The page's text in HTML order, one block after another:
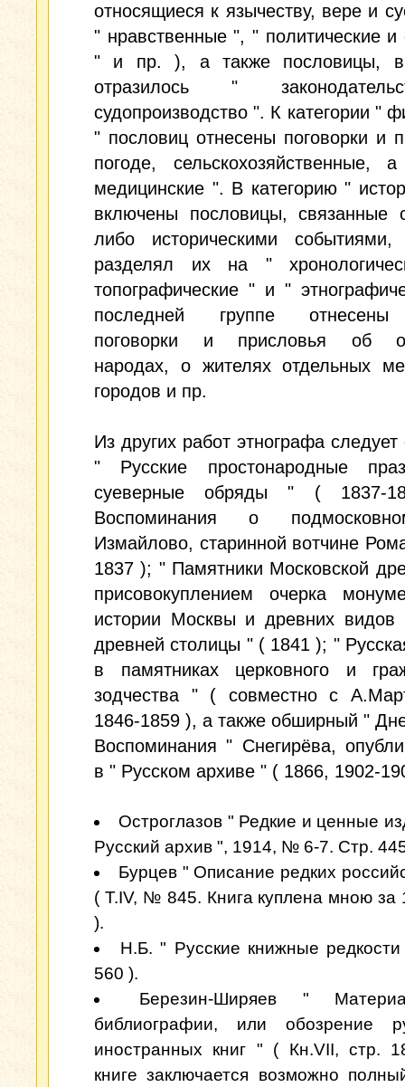
относящиеся к язычеству, вере и
" нравственные ", " политические и
" и пр. ), а также пословицы, в
отразилось "
судопроизводство ". К категории "
" пословиц отнесены поговорки и
погоде, сельскохозяйственные,
медицинские ". В категорию "
включены пословицы, связанные
либо историческими
разделял их на "
топографические " и "
последней группе
поговорки и присловья об
народах, о жителях отдельных
городов и пр.
Из других работ этнографа следует
" Русские простонародные
суеверные обряды " ( 1837-
Воспоминания о
Измайлово, старинной вотчине
1837 ); " Памятники Московской
присовокуплением очерка
истории Москвы и древних видов
древней столицы " ( 1841 ); "
в памятниках церковного и
зодчества " ( совместно с
1846-1859 ), а также обширный "
Воспоминания " Снегирёва,
в " Русском архиве " ( 1866, 1902-
Остроглазов " Редкие и ценные
Русский архив ", 1914, № 6-7. Стр.
Бурцев " Описание редких
( Т.IV, № 845. Книга куплена мною за
).
Н.Б. " Русские книжные
560 ).
Березин-Ширяев "
библиографии, или обозрение
иностранных книг " ( Кн.VII, стр.
книге заключается возможно